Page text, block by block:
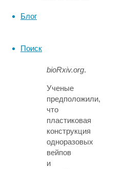
Блог
Поиск
bioRxiv.org.
Ученые
предположили,
что
пластиковая
конструкция
одноразовых
вейпов
и